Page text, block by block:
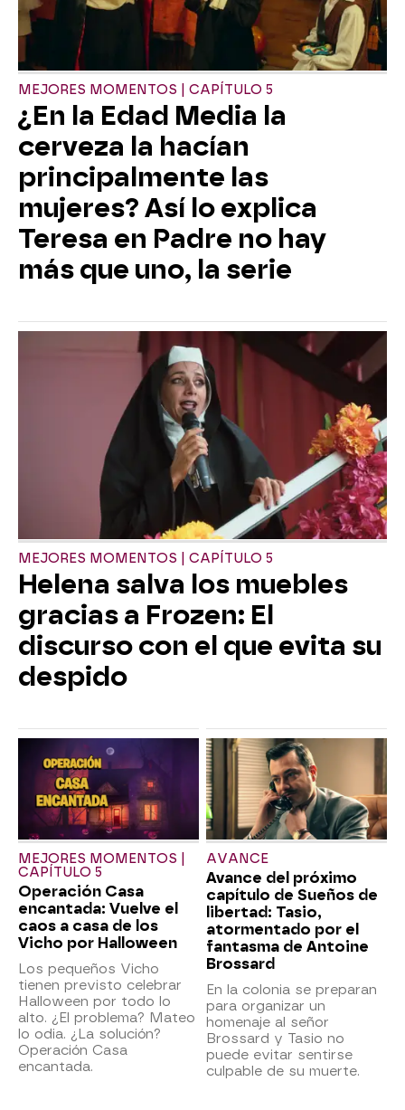
MEJORES MOMENTOS | CAPÍTULO 5
¿En la Edad Media la
cerveza la hacían
principalmente las
mujeres? Así lo explica
Teresa en Padre no hay
más que uno, la serie
MEJORES MOMENTOS | CAPÍTULO 5
Helena salva los muebles
gracias a Frozen: El
discurso con el que evita su
despido
MEJORES MOMENTOS |
CAPÍTULO 5
Operación Casa
encantada: Vuelve el
caos a casa de los
Vicho por Halloween
Los pequeños Vicho
tienen previsto celebrar
Halloween por todo lo
alto. ¿El problema? Mateo
lo odia. ¿La solución?
Operación Casa
encantada.
AVANCE
Avance del próximo
capítulo de Sueños de
libertad: Tasio,
atormentado por el
fantasma de Antoine
Brossard
En la colonia se preparan
para organizar un
homenaje al señor
Brossard y Tasio no
puede evitar sentirse
culpable de su muerte.